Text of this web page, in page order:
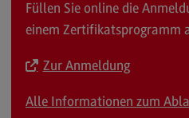
Füllen Sie online die
einem Zertifikatsprogramm
Zur Anmeldung
Alle Informationen zum